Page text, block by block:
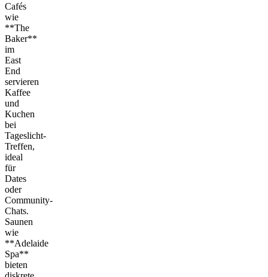
Cafés
wie
**The
Baker**
im
East
End
servieren
Kaffee
und
Kuchen
bei
Tageslicht-
Treffen,
ideal
für
Dates
oder
Community-
Chats.
Saunen
wie
**Adelaide
Spa**
bieten